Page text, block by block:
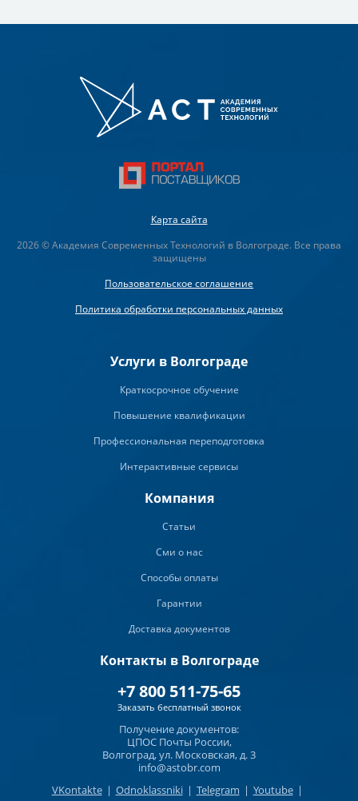
Карта сайта
2026 © Академия Современных Технологий в Волгограде. Все права
защищены
Пользовательское соглашение
Политика обработки персональных данных
Услуги в Волгограде
Краткосрочное обучение
Повышение квалификации
Профессиональная переподготовка
Интерактивные сервисы
Компания
Статьи
Сми о нас
Способы оплаты
Гарантии
Доставка документов
Контакты в Волгограде
+7 800 511-75-65
Заказать бесплатный звонок
Получение документов:
ЦПОС Почты России,
Волгоград, ул. Московская, д. 3
info@astobr.com
VKontakte | Odnoklassniki | Telegram | Youtube |